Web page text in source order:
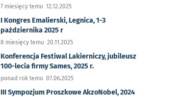
7 miesięcy temu 12.12.2025
I Kongres Emalierski, Legnica, 1-3
października 2025 r
8 miesięcy temu 20.11.2025
Konferencja Festiwal Lakierniczy, jubileusz
100-lecia firmy Sames, 2025 r.
ponad rok temu 07.06.2025
III Sympozjum Proszkowe AkzoNobel, 2024